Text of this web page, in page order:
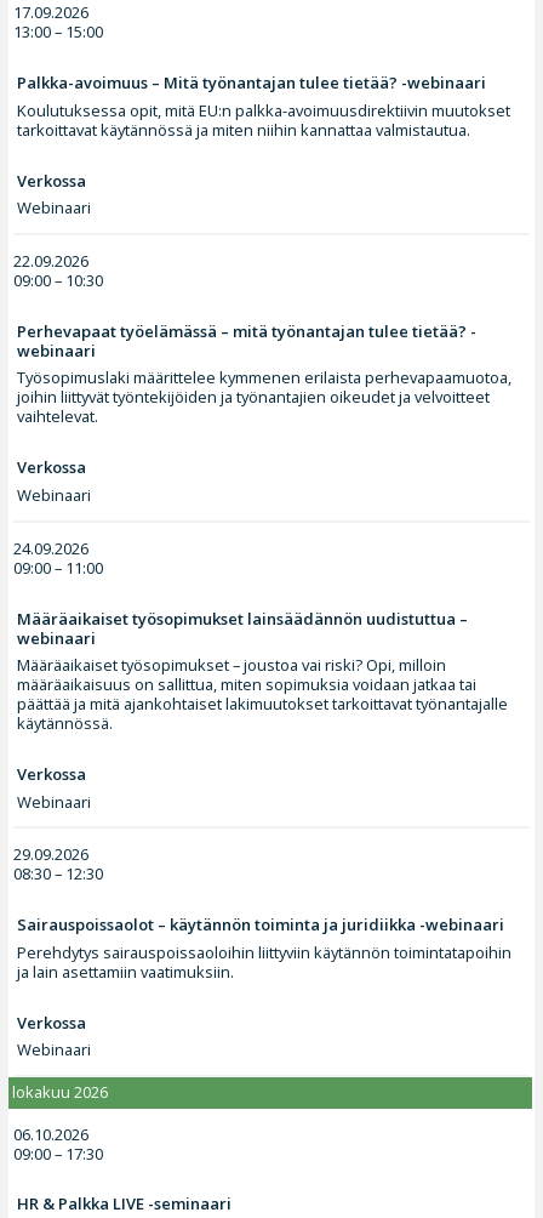
17.09.2026
13:00 – 15:00
Palkka-avoimuus – Mitä työnantajan tulee tietää? -webinaari
Koulutuksessa opit, mitä EU:n palkka-avoimuusdirektiivin muutokset
tarkoittavat käytännössä ja miten niihin kannattaa valmistautua.
Verkossa
Webinaari
22.09.2026
09:00 – 10:30
Perhevapaat työelämässä – mitä työnantajan tulee tietää? -
webinaari
Työsopimuslaki määrittelee kymmenen erilaista perhevapaamuotoa,
joihin liittyvät työntekijöiden ja työnantajien oikeudet ja velvoitteet
vaihtelevat.
Verkossa
Webinaari
24.09.2026
09:00 – 11:00
Määräaikaiset työsopimukset lainsäädännön uudistuttua –
webinaari
Määräaikaiset työsopimukset – joustoa vai riski? Opi, milloin
määräaikaisuus on sallittua, miten sopimuksia voidaan jatkaa tai
päättää ja mitä ajankohtaiset lakimuutokset tarkoittavat työnantajalle
käytännössä.
Verkossa
Webinaari
29.09.2026
08:30 – 12:30
Sairauspoissaolot – käytännön toiminta ja juridiikka -webinaari
Perehdytys sairauspoissaoloihin liittyviin käytännön toimintatapoihin
ja lain asettamiin vaatimuksiin.
Verkossa
Webinaari
lokakuu 2026
06.10.2026
09:00 – 17:30
HR & Palkka LIVE -seminaari